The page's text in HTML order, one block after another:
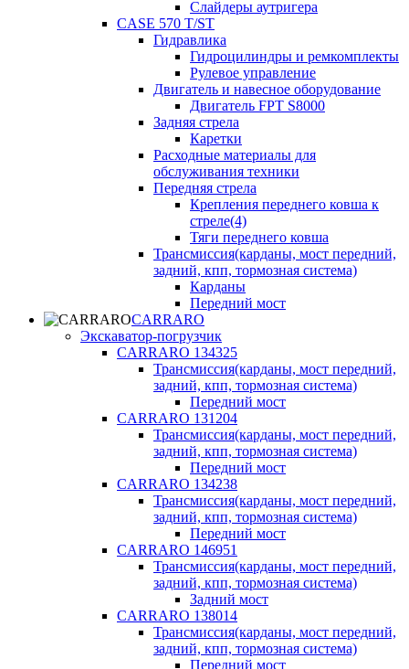
Слайдеры аутригера
CASE 570 T/ST
Гидравлика
Гидроцилиндры и ремкомплекты
Рулевое управление
Двигатель и навесное оборудование
Двигатель FPT S8000
Задняя стрела
Каретки
Расходные материалы для
обслуживания техники
Передняя стрела
Крепления переднего ковша к
стреле(4)
Тяги переднего ковша
Трансмиссия(карданы, мост передний,
задний, кпп, тормозная система)
Карданы
Передний мост
CARRARO
Экскаватор-погрузчик
CARRARO 134325
Трансмиссия(карданы, мост передний,
задний, кпп, тормозная система)
Передний мост
CARRARO 131204
Трансмиссия(карданы, мост передний,
задний, кпп, тормозная система)
Передний мост
CARRARO 134238
Трансмиссия(карданы, мост передний,
задний, кпп, тормозная система)
Передний мост
CARRARO 146951
Трансмиссия(карданы, мост передний,
задний, кпп, тормозная система)
Задний мост
CARRARO 138014
Трансмиссия(карданы, мост передний,
задний, кпп, тормозная система)
Передний мост